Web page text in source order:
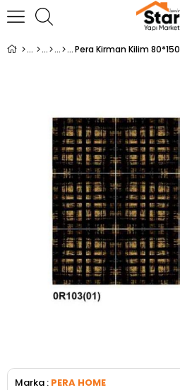
Pera Kirman Kilim 80*150
Marka : PERA HOME